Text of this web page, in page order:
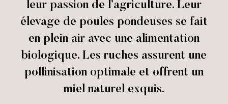
leur passion de l’agriculture. Leur
élevage de poules pondeuses se fait
en plein air avec une alimentation
biologique. Les ruches assurent une
pollinisation optimale et offrent un
miel naturel exquis.